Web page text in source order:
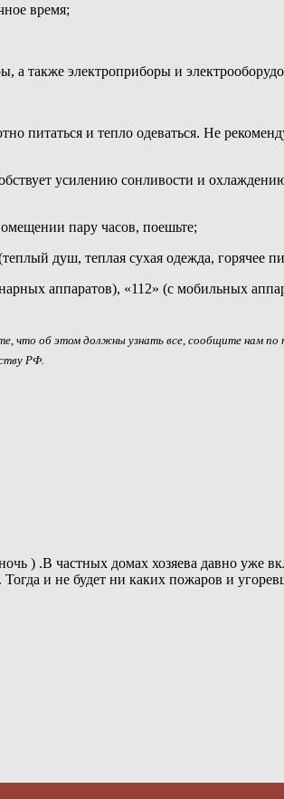
время;
также электроприборы и
питаться и тепло одеваться. Не
усилению сонливости и
пару часов, поешьте;
душ, теплая сухая одежда, горячее
аппаратов), «112» (с мобильных
что об этом должны узнать все, сообщите нам по
РФ.
) .В частных домах хозяева давно уже
и не будет ни каких пожаров и